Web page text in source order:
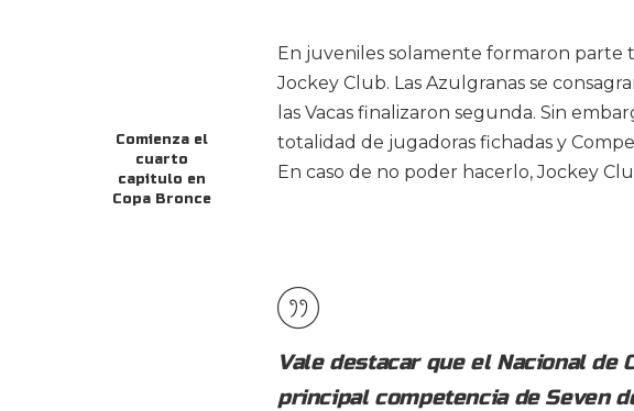
Comienza el
cuarto
capitulo en
Copa Bronce
En juveniles solamente formaron parte
Jockey Club. Las Azulgranas se
las Vacas finalizaron segunda. Sin
totalidad de jugadoras fichadas y
En caso de no poder hacerlo, Jockey
Vale destacar que el Nacional de
principal competencia de Seven